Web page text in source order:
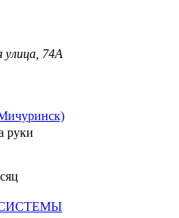
улица, 74А
руки